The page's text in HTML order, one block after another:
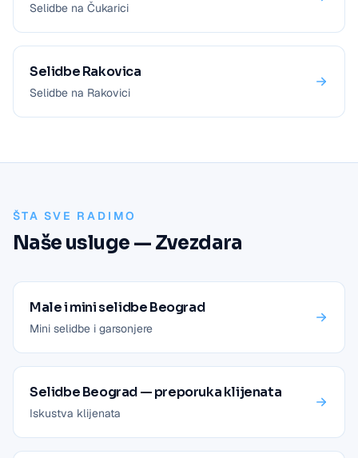
Selidbe na Čukarici
Selidbe Rakovica
Selidbe na Rakovici
ŠTA SVE RADIMO
Naše usluge — Zvezdara
Male i mini selidbe Beograd
Mini selidbe i garsonjere
Selidbe Beograd — preporuka klijenata
Iskustva klijenata